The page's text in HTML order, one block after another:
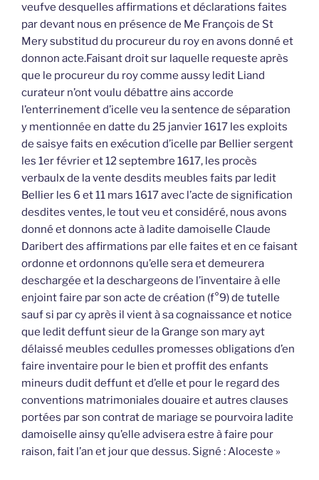
veufve desquelles affirmations et déclarations faites
par devant nous en présence de Me François de St
Mery substitud du procureur du roy en avons donné et
donnon acte.Faisant droit sur laquelle requeste après
que le procureur du roy comme aussy ledit Liand
curateur n’ont voulu débattre ains accorde
l’enterrinement d’icelle veu la sentence de séparation
y mentionnée en datte du 25 janvier 1617 les exploits
de saisye faits en exécution d’icelle par Bellier sergent
les 1er février et 12 septembre 1617, les procès
verbaulx de la vente desdits meubles faits par ledit
Bellier les 6 et 11 mars 1617 avec l’acte de signification
desdites ventes, le tout veu et considéré, nous avons
donné et donnons acte à ladite damoiselle Claude
Daribert des affirmations par elle faites et en ce faisant
ordonne et ordonnons qu’elle sera et demeurera
deschargée et la deschargeons de l’inventaire à elle
enjoint faire par son acte de création (f°9) de tutelle
sauf si par cy après il vient à sa cognaissance et notice
que ledit deffunt sieur de la Grange son mary ayt
délaissé meubles cedulles promesses obligations d’en
faire inventaire pour le bien et proffit des enfants
mineurs dudit deffunt et d’elle et pour le regard des
conventions matrimoniales douaire et autres clauses
portées par son contrat de mariage se pourvoira ladite
damoiselle ainsy qu’elle advisera estre à faire pour
raison, fait l’an et jour que dessus. Signé : Aloceste »